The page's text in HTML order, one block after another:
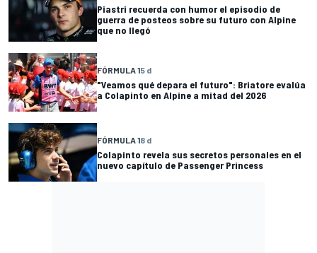
Piastri recuerda con humor el episodio de
guerra de posteos sobre su futuro con Alpine
que no llegó
FÓRMULA 15 d
"Veamos qué depara el futuro": Briatore evalúa
a Colapinto en Alpine a mitad del 2026
FÓRMULA 18 d
Colapinto revela sus secretos personales en el
nuevo capítulo de Passenger Princess